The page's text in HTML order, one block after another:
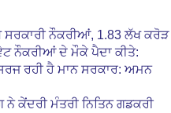
ਸਰਕਾਰੀ ਨੌਕਰੀਆਂ, 1.83 ਲੱਖ ਕਰੋੜ
ਨੌਕਰੀਆਂ ਦੇ ਮੌਕੇ ਪੈਦਾ ਕੀਤੇ:
ਰਹੀ ਹੈ ਮਾਨ ਸਰਕਾਰ: ਅਮਨ
ਕੇਂਦਰੀ ਮੰਤਰੀ ਨਿਤਿਨ ਗਡਕਰੀ